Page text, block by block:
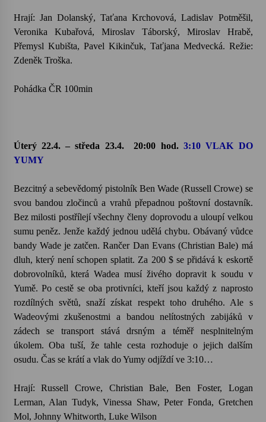
Hrají: Jan Dolanský, Taťana Krchovová, Ladislav Potměšil,
Veronika Kubařová, Miroslav Táborský, Miroslav Hrabě,
Přemysl Kubišta, Pavel Kikinčuk, Taťjana Medvecká. Režie:
Zdeněk Troška.
Pohádka ČR 100min
Úterý 22.4. – středa 23.4. 20:00 hod. 3:10 VLAK DO
YUMY
Bezcitný a sebevědomý pistolník Ben Wade (Russell Crowe) se
svou bandou zločinců a vrahů přepadnou poštovní dostavník.
Bez milosti postřílejí všechny členy doprovodu a uloupí velkou
sumu peněz. Jenže každý jednou udělá chybu. Obávaný vůdce
bandy Wade je zatčen. Rančer Dan Evans (Christian Bale) má
dluh, který není schopen splatit. Za 200 $ se přidává k eskortě
dobrovolníků, která Wadea musí živého dopravit k soudu v
Yumě. Po cestě se oba protivníci, kteří jsou každý z naprosto
rozdílných světů, snaží získat respekt toho druhého. Ale s
Wadeovými zkušenostmi a bandou nelítostných zabijáků v
zádech se transport stává drsným a téměř nesplnitelným
úkolem. Oba tuší, že tahle cesta rozhoduje o jejich dalším
osudu. Čas se krátí a vlak do Yumy odjíždí ve 3:10…
Hrají: Russell Crowe, Christian Bale, Ben Foster, Logan
Lerman, Alan Tudyk, Vinessa Shaw, Peter Fonda, Gretchen
Mol, Johnny Whitworth, Luke Wilson